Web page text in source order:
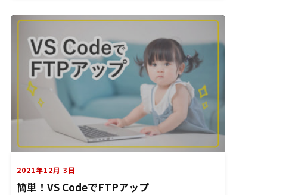
2021年12月 3日
簡単！VS CodeでFTPアップ